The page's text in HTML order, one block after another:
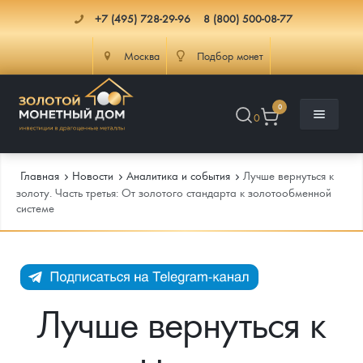
+7 (495) 728-29-96 8 (800) 500-08-77
Москва Подбор монет
0
0
Каталог
Каталог Монет
Монеты Россия и СССР
Памятные и старинные монеты
Инфо
Подлинность монет
Услуги
Главная Новости Аналитика и события
Лучше вернуться к
золоту. Часть третья: От золотого стандарта к золотообменной
системе
Лучше вернуться к